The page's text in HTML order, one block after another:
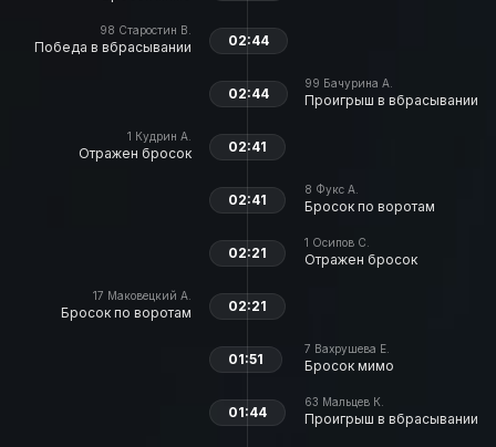
98 Старостин В.
Победа в вбрасывании 02:44
99 Бачурина А.
Проигрыш в вбрасывании
02:44
1 Кудрин А.
Отражен бросок 02:41
8 Фукс А.
Бросок по воротам
02:41
1 Осипов С.
Отражен бросок
02:21
17 Маковецкий А.
Бросок по воротам 02:21
7 Вахрушева Е.
Бросок мимо
01:51
63 Мальцев К.
Проигрыш в вбрасывании
01:44